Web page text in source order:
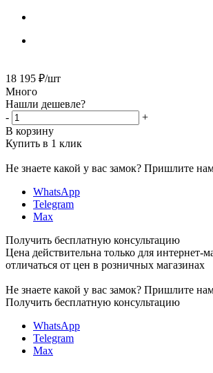
18 195 ₽/шт
Много
Нашли дешевле?
-
+
В корзину
Купить в 1 клик
Не знаете какой у вас замок? Пришлите
WhatsApp
Telegram
Max
Получить бесплатную консультацию
Цена действительна только для интернет-
отличаться от цен в розничных магазинах
Не знаете какой у вас замок? Пришлите
Получить бесплатную консультацию
WhatsApp
Telegram
Max